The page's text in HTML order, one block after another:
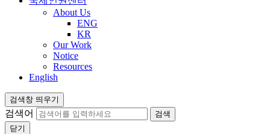
About Us
ENG
KR
Our Work
Notice
Resources
English
검색창 띄우기
검색어
닫기